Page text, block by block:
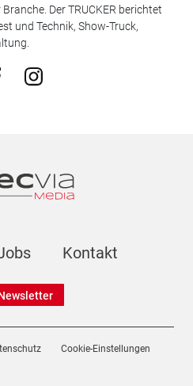
Der TRUCKER berichtet
und Technik, Show-Truck,
Kontakt
Cookie-Einstellungen